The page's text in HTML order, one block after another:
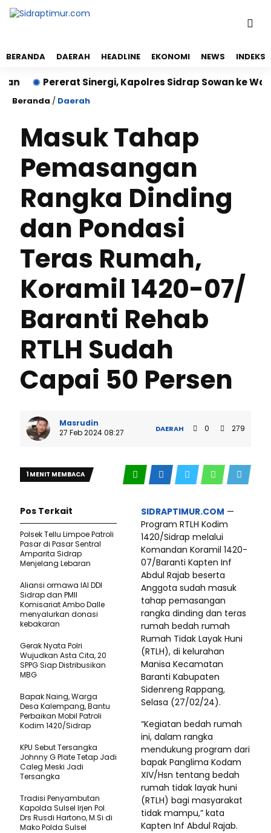
BERANDA DAERAH HEADLINE EKONOMI NEWS INDEKS
Pererat Sinergi, Kapolres Sidrap Sowan ke Wakil
Beranda / Daerah
Masuk Tahap
Pemasangan
Rangka Dinding
dan Pondasi
Teras Rumah,
Koramil 1420-07/
Baranti Rehab
RTLH Sudah
Capai 50 Persen
Masrudin
27 Feb 2024 08:27
DAERAH 0 279
1 MENIT MEMBACA
SIDRAPTIMUR.COM —
Program RTLH Kodim
1420/Sidrap melalui
Komandan Koramil 1420-
07/Baranti Kapten Inf
Abdul Rajab beserta
Anggota sudah masuk
tahap pemasangan
rangka dinding dan teras
rumah bedah rumah
Rumah Tidak Layak Huni
(RTLH), di kelurahan
Manisa Kecamatan
Baranti Kabupaten
Sidenreng Rappang,
Selasa (27/02/24).
“Kegiatan bedah rumah
ini, dalam rangka
mendukung program dari
bapak Panglima Kodam
XIV/Hsn tentang bedah
rumah tidak layak huni
(RTLH) bagi masyarakat
tidak mampu,” kata
Kapten Inf Abdul Rajab.
Pos Terkait
Polsek Tellu Limpoe Patroli
Pasar di Pasar Sentral
Amparita Sidrap
Menjelang Lebaran
Aliansi ormawa IAI DDI
Sidrap dan PMII
Komisariat Ambo Dalle
menyalurkan donasi
kebakaran
Gerak Nyata Polri
Wujudkan Asta Cita, 20
SPPG Siap Distribusikan
MBG
Bapak Naing, Warga
Desa Kalempang, Bantu
Perbaikan Mobil Patroli
Kodim 1420/Sidrap
KPU Sebut Tersangka
Johnny G Plate Tetap Jadi
Caleg Meski Jadi
Tersangka
Tradisi Penyambutan
Kapolda Sulsel Irjen Pol.
Drs Rusdi Hartono, M.Si di
Mako Polda Sulsel